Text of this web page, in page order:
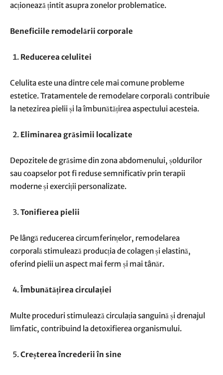
acționează țintit asupra zonelor problematice.
Beneficiile remodelării corporale
Reducerea celulitei
Celulita este una dintre cele mai comune probleme
estetice. Tratamentele de remodelare corporală contribuie
la netezirea pielii și la îmbunătățirea aspectului acesteia.
Eliminarea grăsimii localizate
Depozitele de grăsime din zona abdomenului, șoldurilor
sau coapselor pot fi reduse semnificativ prin terapii
moderne și exerciții personalizate.
Tonifierea pielii
Pe lângă reducerea circumferințelor, remodelarea
corporală stimulează producția de colagen și elastină,
oferind pielii un aspect mai ferm și mai tânăr.
Îmbunătățirea circulației
Multe proceduri stimulează circulația sanguină și drenajul
limfatic, contribuind la detoxifierea organismului.
Creșterea încrederii în sine